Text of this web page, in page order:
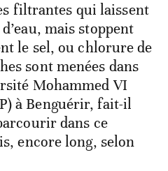
filtrantes qui laissent
mais stoppent
le sel, ou chlorure de
sont menées dans
Mohammed VI
à Benguérir, fait-il
dans ce
encore long, selon